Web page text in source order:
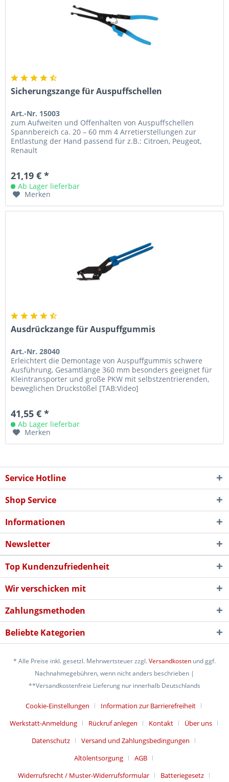
Sicherungszange für Auspuffschellen
Art.-Nr. 15003
zum Aufweiten und Offenhalten von Auspuffschellen
Spannbereich ca. 20 – 60 mm 4 Arretierstellungen zur
Entlastung der Hand passend für z.B.: Citroen, Peugeot,
Renault
21,19 € *
Ab Lager lieferbar
Merken
Ausdrückzange für Auspuffgummis
Art.-Nr. 28040
Erleichtert die Demontage von Auspuffgummis schwere
Ausführung, Gesamtlänge 360 mm besonders geeignet für
Kleintransporter und große PKW mit selbstzentrierenden,
beweglichen Druckstößel [TAB:Video]
41,55 € *
Ab Lager lieferbar
Merken
Service Hotline
Shop Service
Informationen
Newsletter
Top Kundenzufriedenheit
Wir verschicken mit
Zahlungsmethoden
Beliebte Kategorien
* Alle Preise inkl. gesetzl. Mehrwertsteuer zzgl.Versandkosten und ggf.
Nachnahmegebühren, wenn nicht anders beschrieben |
**Versandkostenfreie Lieferung nur innerhalb Deutschlands
Cookie-Einstellungen
Information zur Barrierefreiheit
Werkstatt-Anmeldung
Rückruf anlegen Kontakt
Über uns
Datenschutz
Versand und Zahlungsbedingungen
Altölentsorgung
AGB
Widerrufsrecht / Muster-Widerrufsformular
Batteriegesetz